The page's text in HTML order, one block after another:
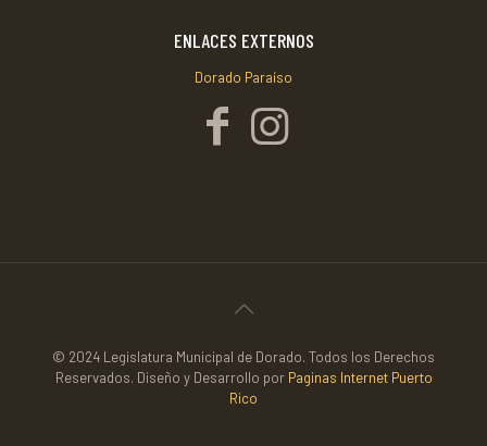
ENLACES EXTERNOS
Dorado Paraíso
© 2024 Legislatura Municipal de Dorado. Todos los Derechos
Reservados. Diseño y Desarrollo por Paginas Internet Puerto
Rico